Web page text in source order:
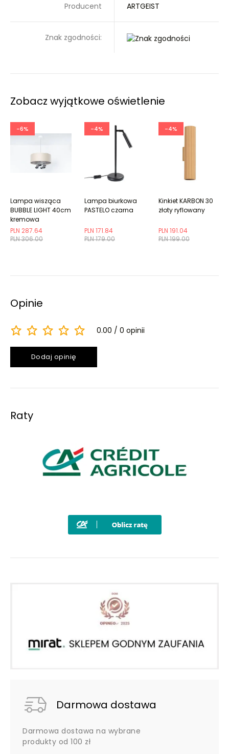
Producent ARTGEIST
Znak zgodności:
Zobacz wyjątkowe oświetlenie
-6%
PLN 306.00
PLN 287.64
Lampa wisząca
BUBBLE LIGHT 40cm
kremowa
-4%
PLN 179.00
PLN 171.84
Lampa biurkowa
PASTELO czarna
-4%
PLN 199.00
PLN 191.04
Kinkiet KARBON 30
złoty ryflowany
Opinie
0.00 0 opinii
Dodaj opinię
Raty
Darmowa dostawa
Darmowa dostawa na wybrane
produkty od 100 zł